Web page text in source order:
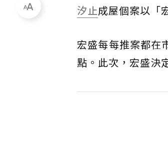
汐止成屋個案以「
宏盛每每推案都在
點。此次，宏盛決